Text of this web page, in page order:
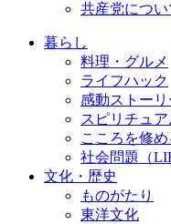
共産党につ
暮らし
料理・グルメ
ライフハック
感動ストーリ
スピリチュ
こころを修め
社会問題（
文化・歴史
ものがたり
東洋文化